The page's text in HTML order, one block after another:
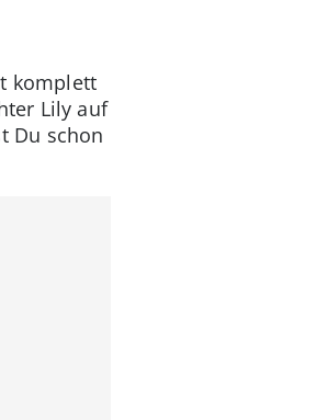
komplett
Lily auf
Du schon